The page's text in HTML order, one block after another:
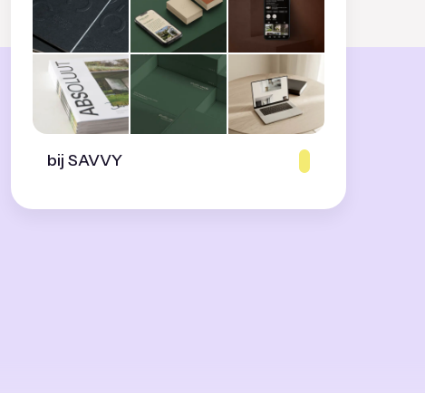
bij SAVVY